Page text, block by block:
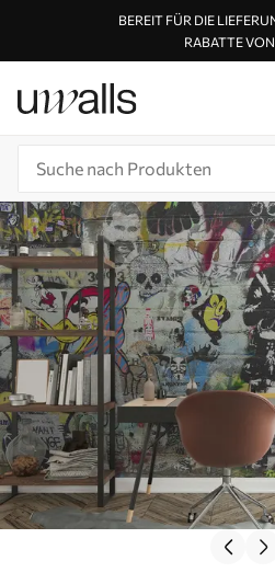
BEREIT FÜR DIE
RABATTE